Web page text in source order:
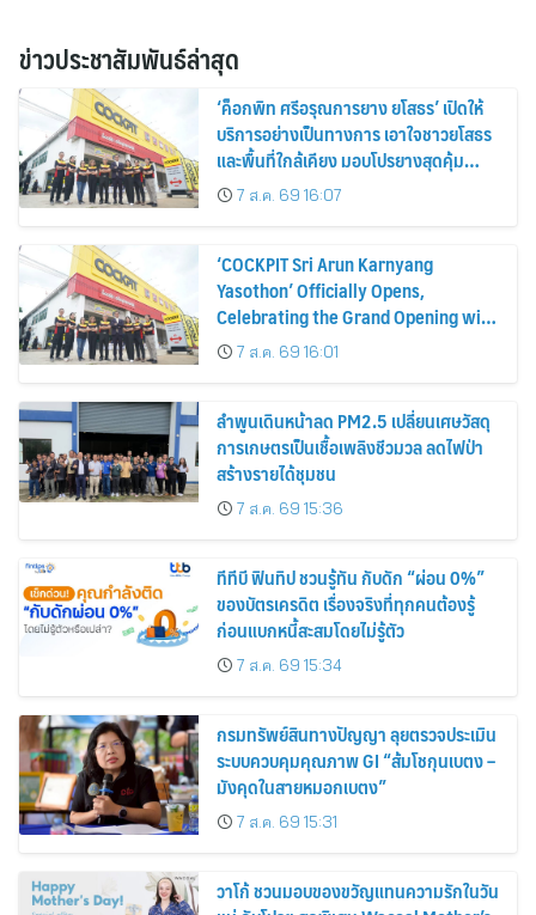
ข่าวประชาสัมพันธ์ล่าสุด
‘ค็อกพิท ศรีอรุณการยาง ยโสธร’ เปิดให้
บริการอย่างเป็นทางการ เอาใจชาวยโสธร
และพื้นที่ใกล้เคียง มอบโปรยางสุดคุ้ม
ฉลองเปิดสาขาใหม่
7 ส.ค. 69 16:07
‘COCKPIT Sri Arun Karnyang
Yasothon’ Officially Opens,
Celebrating the Grand Opening with
Exclusive Tire Promotions
7 ส.ค. 69 16:01
ลำพูนเดินหน้าลด PM2.5 เปลี่ยนเศษวัสดุ
การเกษตรเป็นเชื้อเพลิงชีวมวล ลดไฟป่า
สร้างรายได้ชุมชน
7 ส.ค. 69 15:36
ทีทีบี ฟินทิป ชวนรู้ทัน กับดัก “ผ่อน 0%”
ของบัตรเครดิต เรื่องจริงที่ทุกคนต้องรู้
ก่อนแบกหนี้สะสมโดยไม่รู้ตัว
7 ส.ค. 69 15:34
กรมทรัพย์สินทางปัญญา ลุยตรวจประเมิน
ระบบควบคุมคุณภาพ GI “ส้มโชกุนเบตง –
มังคุดในสายหมอกเบตง”
7 ส.ค. 69 15:31
วาโก้ ชวนมอบของขวัญแทนความรักในวัน